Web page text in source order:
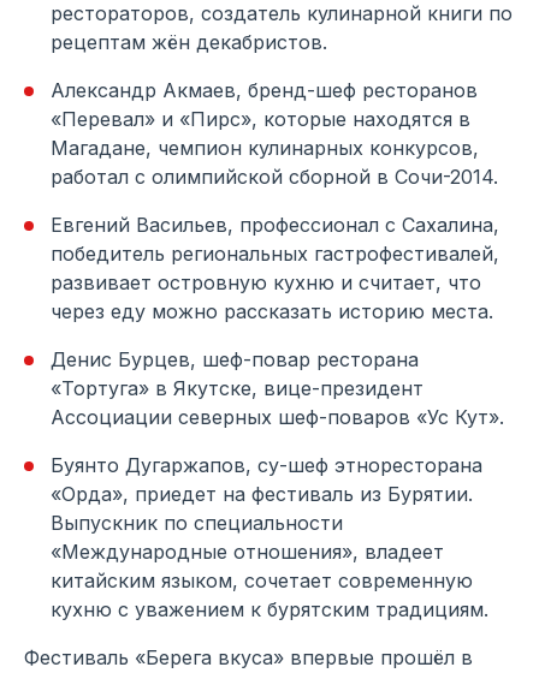
рестораторов, создатель кулинарной книги по
рецептам жён декабристов.
Александр Акмаев, бренд-шеф ресторанов
«Перевал» и «Пирс», которые находятся в
Магадане, чемпион кулинарных конкурсов,
работал с олимпийской сборной в Сочи-2014.
Евгений Васильев, профессионал с Сахалина,
победитель региональных гастрофестивалей,
развивает островную кухню и считает, что
через еду можно рассказать историю места.
Денис Бурцев, шеф-повар ресторана
«Тортуга» в Якутске, вице-президент
Ассоциации северных шеф-поваров «Ус Кут».
Буянто Дугаржапов, су-шеф этноресторана
«Орда», приедет на фестиваль из Бурятии.
Выпускник по специальности
«Международные отношения», владеет
китайским языком, сочетает современную
кухню с уважением к бурятским традициям.
Фестиваль «Берега вкуса» впервые прошёл в